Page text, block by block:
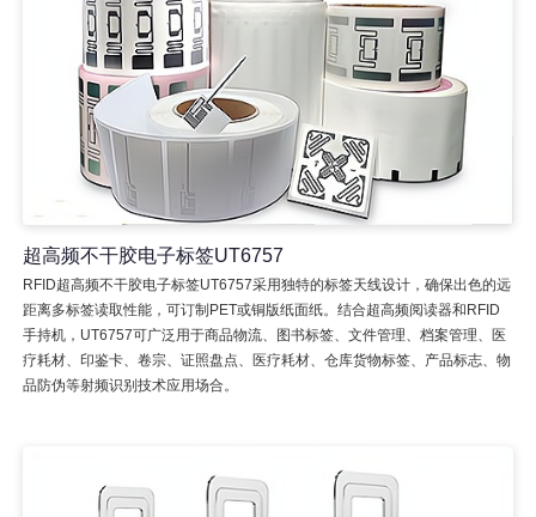
超高频不干胶电子标签UT6757
RFID超高频不干胶电子标签UT6757采用独特的标签天线设计，确保出色的远
距离多标签读取性能，可订制PET或铜版纸面纸。结合超高频阅读器和RFID
手持机，UT6757可广泛用于商品物流、图书标签、文件管理、档案管理、医
疗耗材、印鉴卡、卷宗、证照盘点、医疗耗材、仓库货物标签、产品标志、物
品防伪等射频识别技术应用场合。